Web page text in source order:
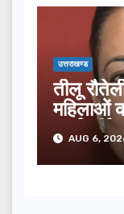
उत्तराखण्ड
तीलू
महिलाओं
AUG 6,